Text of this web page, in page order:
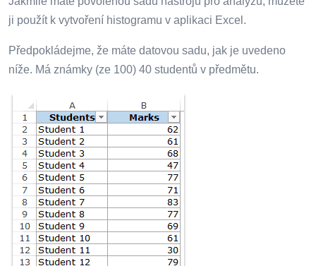
ji použít k vytvoření histogramu v aplikaci Excel.
Předpokládejme, že máte datovou sadu, jak je uvedeno
níže. Má známky (ze 100) 40 studentů v předmětu.